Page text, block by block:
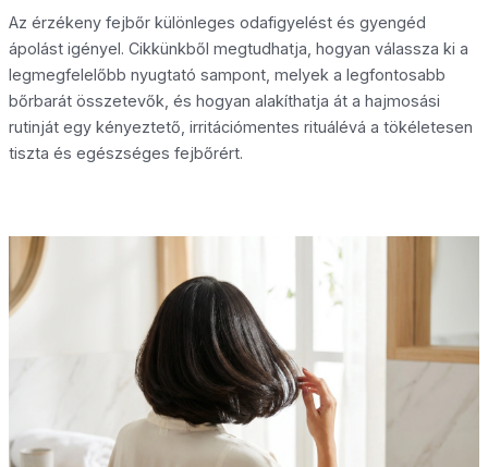
Az érzékeny fejbőr különleges odafigyelést és gyengéd
ápolást igényel. Cikkünkből megtudhatja, hogyan válassza ki a
legmegfelelőbb nyugtató sampont, melyek a legfontosabb
bőrbarát összetevők, és hogyan alakíthatja át a hajmosási
rutinját egy kényeztető, irritációmentes rituálévá a tökéletesen
tiszta és egészséges fejbőrért.